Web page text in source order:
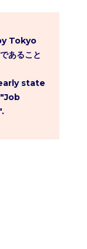
Tokyo
あること
state